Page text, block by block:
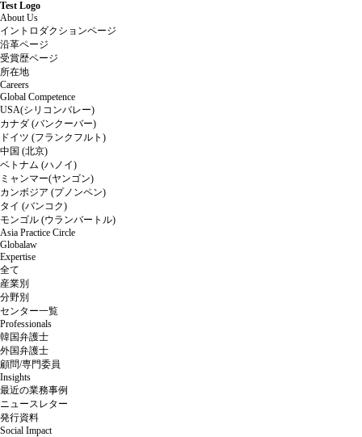
Test Logo
About Us
イントロダクションページ
沿革ページ
受賞歴ページ
所在地
Careers
Global Competence
USA(シリコンバレー)
カナダ (バンクーバー)
ドイツ (フランクフルト)
中国 (北京)
ベトナム (ハノイ)
ミャンマー(ヤンゴン)
カンボジア (プノンペン)
タイ (バンコク)
モンゴル (ウランバートル)
Asia Practice Circle
Globalaw
Expertise
全て
産業別
分野別
センター一覧
Professionals
韓国弁護士
外国弁護士
顧問/専門委員
Insights
最近の業務事例
ニュースレター
発行資料
Social Impact